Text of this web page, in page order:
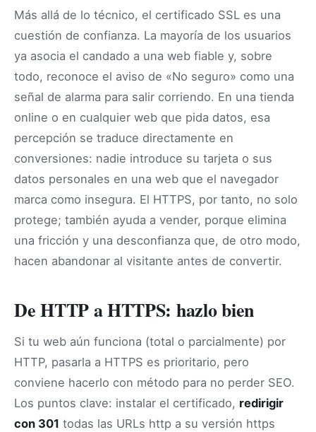
Más allá de lo técnico, el certificado SSL es una
cuestión de confianza. La mayoría de los usuarios
ya asocia el candado a una web fiable y, sobre
todo, reconoce el aviso de «No seguro» como una
señal de alarma para salir corriendo. En una tienda
online o en cualquier web que pida datos, esa
percepción se traduce directamente en
conversiones: nadie introduce su tarjeta o sus
datos personales en una web que el navegador
marca como insegura. El HTTPS, por tanto, no solo
protege; también ayuda a vender, porque elimina
una fricción y una desconfianza que, de otro modo,
hacen abandonar al visitante antes de convertir.
De HTTP a HTTPS: hazlo bien
Si tu web aún funciona (total o parcialmente) por
HTTP, pasarla a HTTPS es prioritario, pero
conviene hacerlo con método para no perder SEO.
Los puntos clave: instalar el certificado, redirigir
con 301 todas las URLs http a su versión https